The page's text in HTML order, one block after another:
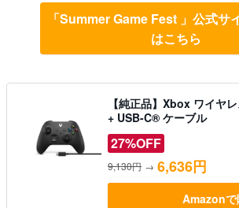
「Summer Game Fest 」公式サ
はこちら
【純正品】Xbox ワイヤ
+ USB-C® ケーブル
27%OFF
9,130円 → 6,636円
Amazonで